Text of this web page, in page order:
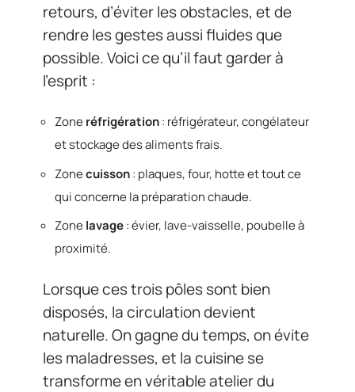
retours, d’éviter les obstacles, et de
rendre les gestes aussi fluides que
possible. Voici ce qu’il faut garder à
l’esprit :
Zoneréfrigération: réfrigérateur, congélateur
et stockage des aliments frais.
Zonecuisson: plaques, four, hotte et tout ce
qui concerne la préparation chaude.
Zonelavage: évier, lave-vaisselle, poubelle à
proximité.
Lorsque ces trois pôles sont bien
disposés, la circulation devient
naturelle. On gagne du temps, on évite
les maladresses, et la cuisine se
transforme en véritable atelier du